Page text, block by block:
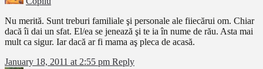
Nu merită. Sunt treburi familiale şi personale ale fiiecărui om. Chiar
dacă îi dai un sfat. El/ea se jenează şi te ia în nume de rău. Asta mai
mult ca sigur. Iar dacă ar fi mama aş pleca de acasă.
January 18, 2011 at 2:55 pm Reply